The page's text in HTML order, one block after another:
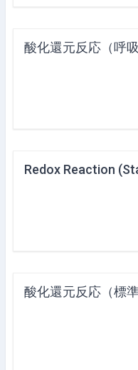
Redox Reaction
酸化還元反応（標